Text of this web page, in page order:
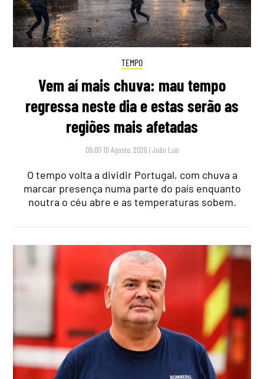
TEMPO
Vem aí mais chuva: mau tempo
regressa neste dia e estas serão as
regiões mais afetadas
09:00 10 Agosto, 2026 |João Luís
O tempo volta a dividir Portugal, com chuva a
marcar presença numa parte do país enquanto
noutra o céu abre e as temperaturas sobem.